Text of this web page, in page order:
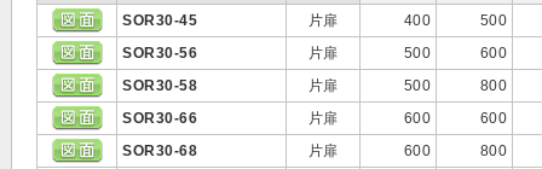
SOR30-45 片扉 400
500
SOR30-56
片扉 500
600
SOR30-58
片扉 500
800
SOR30-66
片扉 600
600
SOR30-68
片扉 600
800